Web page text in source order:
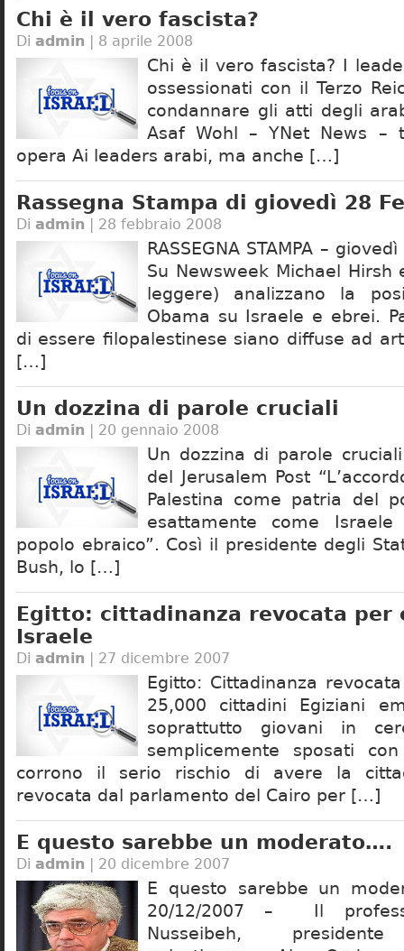
Chi è il vero fascista?
Di admin | 8 aprile 2008
Chi è il vero fascista? I
ossessionati con il Terzo
condannare gli atti degli
Asaf Wohl – YNet News –
opera Ai leaders arabi, ma anche […]
Rassegna Stampa di giovedì 28
Di admin | 28 febbraio 2008
RASSEGNA STAMPA –
Su Newsweek Michael Hirsh
leggere) analizzano la
Obama su Israele e ebrei.
di essere filopalestinese siano diffuse ad
[…]
Un dozzina di parole cruciali
Di admin | 20 gennaio 2008
Un dozzina di parole
del Jerusalem Post
Palestina come patria del
esattamente come
popolo ebraico”. Così il presidente degli
Bush, lo […]
Egitto: cittadinanza revocata per
Israele
Di admin | 27 dicembre 2007
Egitto: Cittadinanza
25,000 cittadini Egiziani
soprattutto giovani in
semplicemente sposati
corrono il serio rischio di avere la
revocata dal parlamento del Cairo per […]
E questo sarebbe un moderato….
Di admin | 20 dicembre 2007
E questo sarebbe un
20/12/2007 – Il
Nusseibeh, presidente